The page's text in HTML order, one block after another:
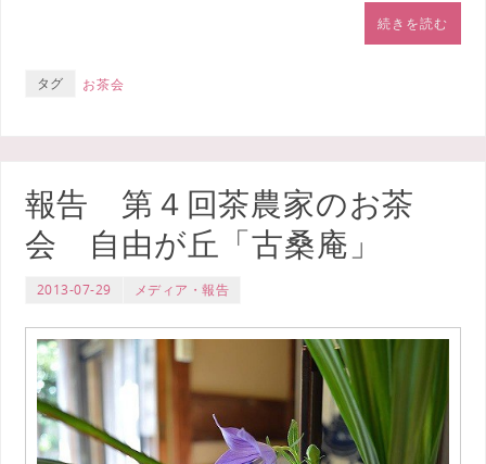
続きを読む
タグ お茶会
報告 第４回茶農家のお茶
会 自由が丘「古桑庵」
2013-07-29 メディア・報告